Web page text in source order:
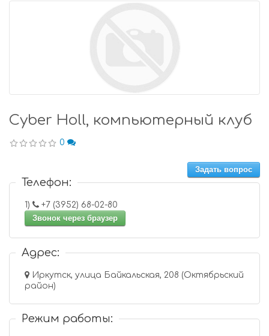
Cyber Holl, компьютерный клуб
0
Задать вопрос
Телефон:
1)
+7 (3952) 68-02-80
Звонок через браузер
Адрес:
Иркутск, улица Байкальская, 208 (Октябрьский
район)
Режим работы: